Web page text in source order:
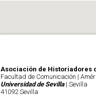
Asociación de Historiadores
Facultad de Comunicación |
Universidad de Sevilla| Sevilla
41092 Sevilla